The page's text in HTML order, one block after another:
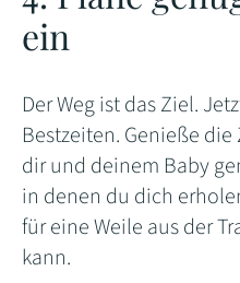
ein
Der Weg ist das Ziel.
Bestzeiten. Genieße
dir und deinem Baby
in denen du dich
für eine Weile aus der
kann.